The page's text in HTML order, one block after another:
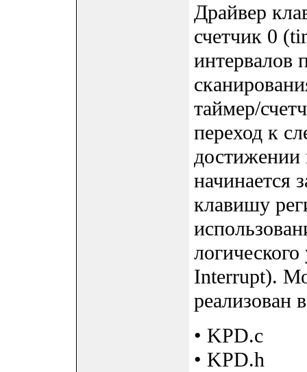
Драйвер
счетчик 0
интервалов
таймер/
переход к
достижении
начинается
клавишу
Interrupt).
реализован
• KPD.c
• KPD.h